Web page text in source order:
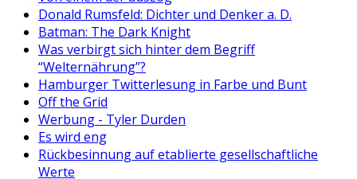
Donald Rumsfeld: Dichter und Denker a. D.
Batman: The Dark Knight
Was verbirgt sich hinter dem Begriff
“Welternährung”?
Hamburger Twitterlesung in Farbe und Bunt
Off the Grid
Werbung - Tyler Durden
Es wird eng
Rückbesinnung auf etablierte gesellschaftliche
Werte